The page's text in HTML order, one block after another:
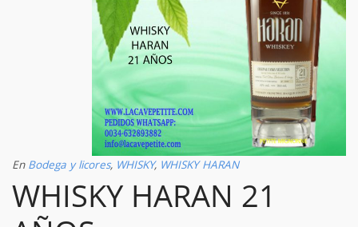
En Bodega y licores, WHISKY, WHISKY HARAN
WHISKY HARAN 21